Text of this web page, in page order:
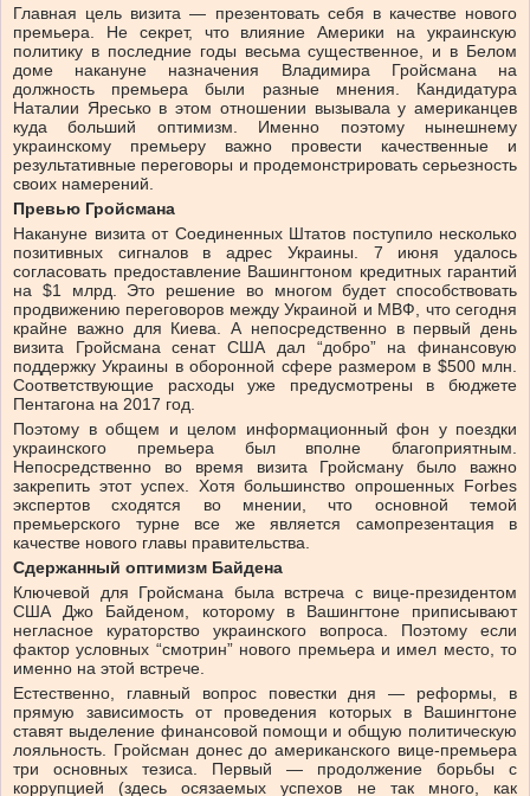
Главная цель визита — презентовать себя в качестве нового
премьера. Не секрет, что влияние Америки на украинскую
политику в последние годы весьма существенное, и в Белом
доме накануне назначения Владимира Гройсмана на
должность премьера были разные мнения. Кандидатура
Наталии Яресько в этом отношении вызывала у американцев
куда больший оптимизм. Именно поэтому нынешнему
украинскому премьеру важно провести качественные и
результативные переговоры и продемонстрировать серьезность
своих намерений.
Превью Гройсмана
Накануне визита от Соединенных Штатов поступило несколько
позитивных сигналов в адрес Украины. 7 июня удалось
согласовать предоставление Вашингтоном кредитных гарантий
на $1 млрд. Это решение во многом будет способствовать
продвижению переговоров между Украиной и МВФ, что сегодня
крайне важно для Киева. А непосредственно в первый день
визита Гройсмана сенат США дал “добро” на финансовую
поддержку Украины в оборонной сфере размером в $500 млн.
Соответствующие расходы уже предусмотрены в бюджете
Пентагона на 2017 год.
Поэтому в общем и целом информационный фон у поездки
украинского премьера был вполне благоприятным.
Непосредственно во время визита Гройсману было важно
закрепить этот успех. Хотя большинство опрошенных Forbes
экспертов сходятся во мнении, что основной темой
премьерского турне все же является самопрезентация в
качестве нового главы правительства.
Сдержанный оптимизм Байдена
Ключевой для Гройсмана была встреча с вице-президентом
США Джо Байденом, которому в Вашингтоне приписывают
негласное кураторство украинского вопроса. Поэтому если
фактор условных “смотрин” нового премьера и имел место, то
именно на этой встрече.
Естественно, главный вопрос повестки дня — реформы, в
прямую зависимость от проведения которых в Вашингтоне
ставят выделение финансовой помощи и общую политическую
лояльность. Гройсман донес до американского вице-премьера
три основных тезиса. Первый — продолжение борьбы с
коррупцией (здесь осязаемых успехов не так много, как